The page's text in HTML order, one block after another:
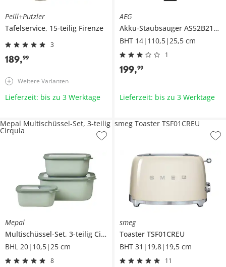
Peill+Putzler
Tafelservice, 15-teilig Firenze
3
189,99
Weitere Varianten
Lieferzeit: bis zu 3 Werktage
AEG
Akku-Staubsauger AS52B21OKO
BHT 14|110,5|25,5 cm
1
199,99
Lieferzeit: bis zu 3 Werktage
Mepal
Multischüssel-Set, 3-teilig Cirqula
BHL 20|10,5|25 cm
8
Mepal Multischüssel-Set, 3-teilig
Cirqula
smeg
Toaster TSF01CREU
BHT 31|19,8|19,5 cm
11
smeg Toaster TSF01CREU